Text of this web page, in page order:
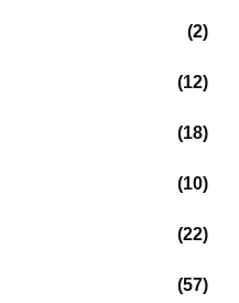
2
12
18
10
22
57